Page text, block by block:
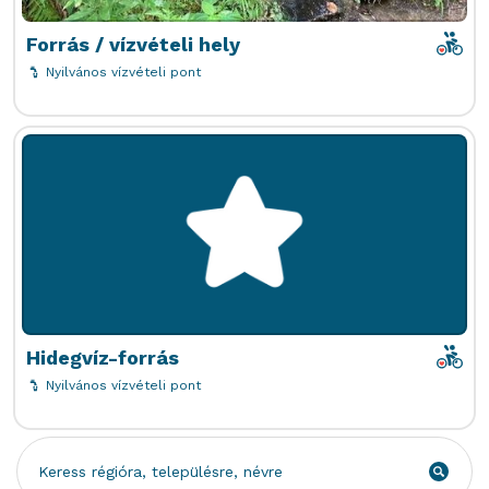
Keress
régióra,
Forrás / vízvételi hely poi-
Nyilvános vízvételi pont
Hidegvíz-forrás poi-
Nyilvános vízvételi pont
prev 1 2 4